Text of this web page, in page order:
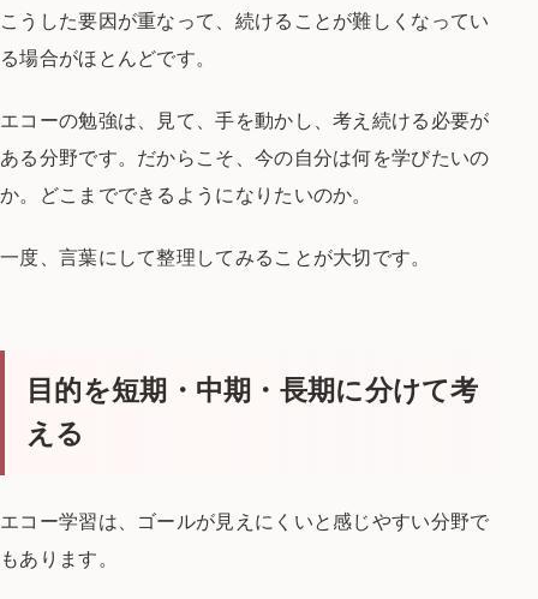
こうした要因が重なって、 続けることが難しくなってい
る場合がほとんどです。
エコーの勉強は、
見て、手を動かし、考え続ける必要が
ある分野です。 だからこそ、 今の自分は何を学びたいの
か。
どこまでできるようになりたいのか。
一度、言葉にして整理してみることが大切です。
目的を短期・中期・長期に分けて考
える
エコー学習は、 ゴールが見えにくいと感じやすい分野で
もあります。